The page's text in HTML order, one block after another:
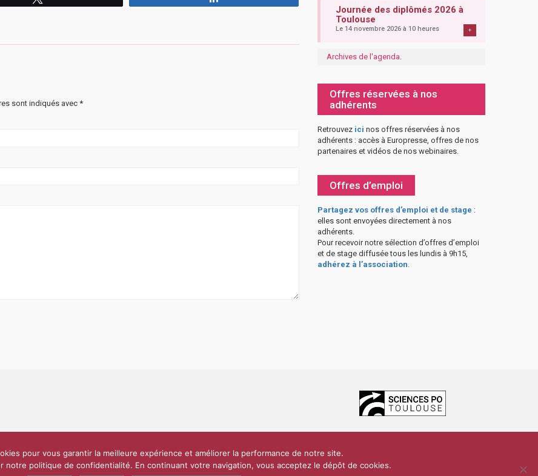
sont indiqués avec *
Journée des diplômés 2026 à
Toulouse
Le 14 novembre 2026 à 10 heures +
Archives de l'agenda.
Offres réservées à nos
adhérents
Retrouvez ici nos offres réservées à nos
adhérents : accès à Europresse, offres de nos
partenaires et vidéos de nos webinaires.
Offres d’emploi
Partagez vos offres d’emploi et de stage :
elles sont envoyées directement à nos
adhérents.
Pour recevoir notre sélection d’offres d’emploi
et de stage diffusée tous les lundis à 9h15,
adhérez à l’association.
10 000 diplômés Réseau ScPo Mentions légales Politique de confidentialité Plan du site
pour vous garantir la meilleure expérience et améliorer la performance de notre site.
notre politique de confidentialité. En continuant votre navigation, vous acceptez le dépôt de cookies.